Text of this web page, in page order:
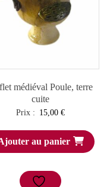
médiéval Poule, terre
cuite
Prix : 15,00€
au panier